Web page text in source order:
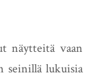
näytteitä vaan
seinillä lukuisia